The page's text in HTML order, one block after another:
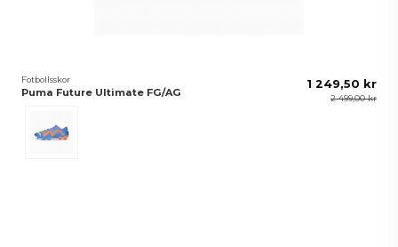
Fotbollsskor
Puma Future Ultimate FG/AG
1 249,50 kr
2 499,00 kr